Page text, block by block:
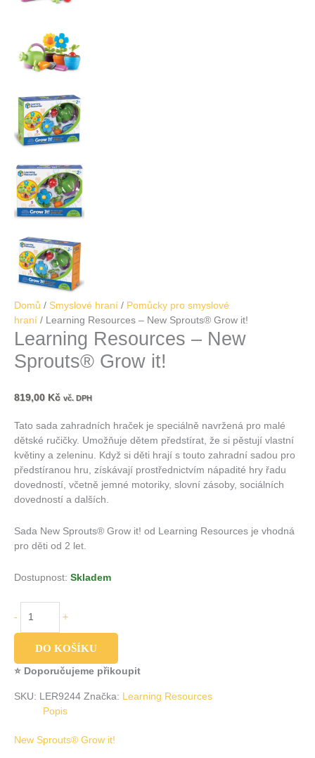
Domů / Smyslové hraní / Pomůcky pro smyslové
hraní / Learning Resources – New Sprouts® Grow it!
Learning Resources – New
Sprouts® Grow it!
819,00 Kč vč. DPH
Tato sada zahradních hraček je speciálně navržená pro malé
dětské ručičky. Umožňuje dětem předstírat, že si pěstují vlastní
květiny a zeleninu. Když si děti hrají s touto zahradní sadou pro
předstíranou hru, získávají prostřednictvím nápadité hry řadu
dovedností, včetně jemné motoriky, slovní zásoby, sociálních
dovedností a dalších.
Sada New Sprouts® Grow it! od Learning Resources je vhodná
pro děti od 2 let.
Dostupnost: Skladem
- +
DO KOŠÍKU
⭐ Doporučujeme přikoupit
SKU: LER9244 Značka: Learning Resources
Popis
New Sprouts® Grow it!